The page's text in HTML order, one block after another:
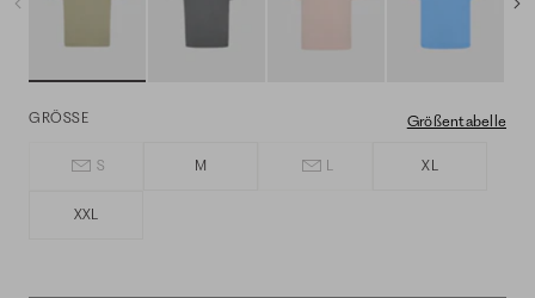
GRÖSSE Größentabelle
S M L XL
XXL